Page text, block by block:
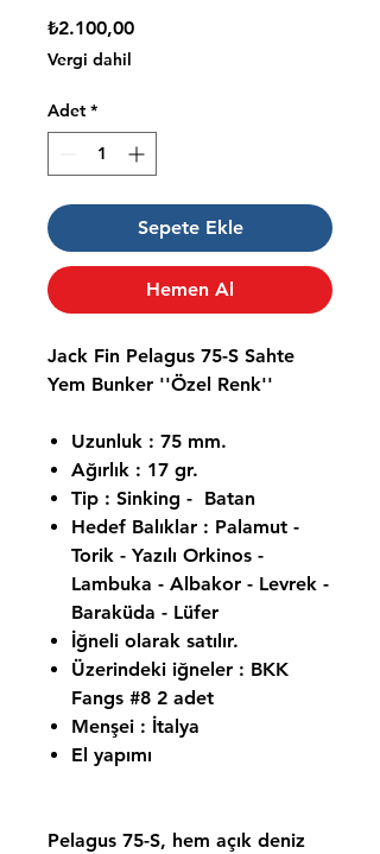
₺2.100,00Fiyat
Vergi dahil
Adet *
Sepete Ekle
Hemen Al
Jack Fin Pelagus 75-S Sahte
Yem Bunker ''Özel Renk''
Uzunluk : 75 mm.
Ağırlık : 17 gr.
Tip : Sinking - Batan
Hedef Balıklar : Palamut -
Torik - Yazılı Orkinos -
Lambuka - Albakor - Levrek -
Baraküda - Lüfer
İğneli olarak satılır.
Üzerindeki iğneler : BKK
Fangs #8 2 adet
Menşei : İtalya
El yapımı
Pelagus 75-S, hem açık deniz